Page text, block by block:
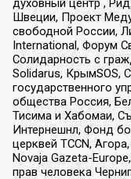
духовный центр ,
Швеции, Проект
свободной России,
International, Форум
Солидарность с
Solidarus, КрымSOS,
государственного
общества Россия,
Тисима и Хабомаи,
Интернешнл, Фонд
церквей TCCN,
Novaja Gazeta-
прав человека